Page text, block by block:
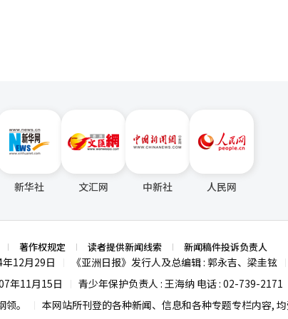
新华社 文汇网 中新社 人民网
著作权规定 读者提供新闻线索 新闻稿件投诉负责人
12月29日 《亚洲日报》发行人及总编辑 : 郭永吉、梁圭铉
年11月15日
青少年保护负责人 : 王海纳 电话 : 02-739-2171
。
本网站所刊登的各种新闻、信息和各种专题专栏内容, 均